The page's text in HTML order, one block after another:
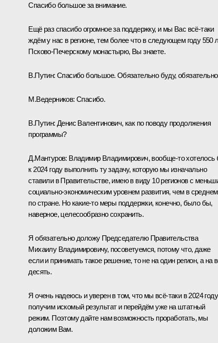
Спасибо большое за внимание.
Ещё раз спасибо огромное за поддержку, и мы Вас всё-таки
ждём у нас в регионе, тем более что в следующем году 550
Псково-Печерскому монастырю, Вы знаете.
В.Путин: Спасибо большое. Обязательно буду,
М.Ведерников: Спасибо.
В.Путин: Денис Валентинович, как по поводу продолжения
программы?
Д.Мантуров: Владимир Владимирович, вообще-то хотелось
к 2024 году выполнить ту задачу, которую мы изначально
ставили в Правительстве, имею в виду 10 регионов с
социально-экономическим уровнем развития, чем в среднем
по стране. Но какие-то меры поддержки, конечно, было бы,
наверное, целесообразно сохранить.
Я обязательно доложу Председателю Правительства
Михаилу Владимировичу, посоветуемся, потому что, даже
если и принимать такое решение, то не на один регион, а на
десять.
Я очень надеюсь и уверен в том, что мы всё-таки в 2024 году
получим искомый результат и перейдём уже на штатный
режим. Поэтому дайте нам возможность проработать, мы
доложим Вам.